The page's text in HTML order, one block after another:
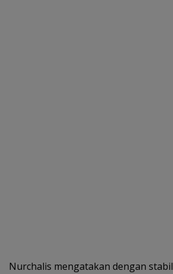
Nurchalis mengatakan dengan